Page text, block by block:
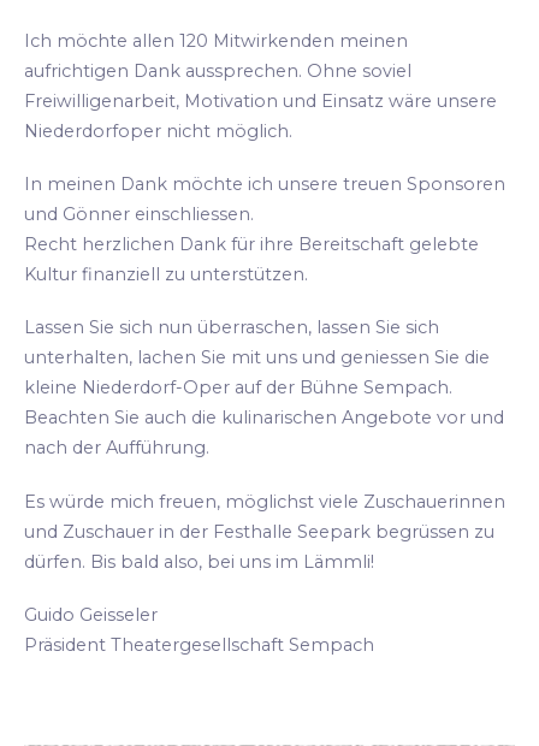
Ich möchte allen 120 Mitwirkenden meinen
aufrichtigen Dank aussprechen. Ohne soviel
Freiwilligenarbeit, Motivation und Einsatz wäre unsere
Niederdorfoper nicht möglich.
In meinen Dank möchte ich unsere treuen Sponsoren
und Gönner einschliessen.
Recht herzlichen Dank für ihre Bereitschaft gelebte
Kultur finanziell zu unterstützen.
Lassen Sie sich nun überraschen, lassen Sie sich
unterhalten, lachen Sie mit uns und geniessen Sie die
kleine Niederdorf-Oper auf der Bühne Sempach.
Beachten Sie auch die kulinarischen Angebote vor und
nach der Aufführung.
Es würde mich freuen, möglichst viele Zuschauerinnen
und Zuschauer in der Festhalle Seepark begrüssen zu
dürfen. Bis bald also, bei uns im Lämmli!
Guido Geisseler
Präsident Theatergesellschaft Sempach